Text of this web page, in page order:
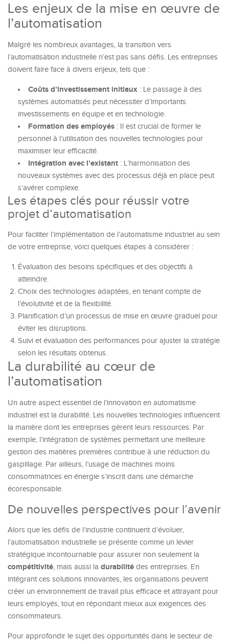
Les enjeux de la mise en œuvre de
l’automatisation
Malgré les nombreux avantages, la transition vers
l’automatisation industrielle n’est pas sans défis. Les entreprises
doivent faire face à divers enjeux, tels que :
Coûts d’investissement initiaux : Le passage à des
systèmes automatisés peut nécessiter d’importants
investissements en équipe et en technologie.
Formation des employés : Il est crucial de former le
personnel à l’utilisation des nouvelles technologies pour
maximiser leur efficacité.
Intégration avec l’existant : L’harmonisation des
nouveaux systèmes avec des processus déjà en place peut
s’avérer complexe.
Les étapes clés pour réussir votre
projet d’automatisation
Pour faciliter l’implémentation de l’automatisme industriel au sein
de votre entreprise, voici quelques étapes à considérer :
Évaluation des besoins spécifiques et des objectifs à
atteindre.
Choix des technologies adaptées, en tenant compte de
l’évolutivité et de la flexibilité.
Planification d’un processus de mise en œuvre graduel pour
éviter les disruptions.
Suivi et évaluation des performances pour ajuster la stratégie
selon les résultats obtenus.
La durabilité au cœur de
l’automatisation
Un autre aspect essentiel de l’innovation en automatisme
industriel est la durabilité. Les nouvelles technologies influencent
la manière dont les entreprises gèrent leurs ressources. Par
exemple, l’intégration de systèmes permettant une meilleure
gestion des matières premières contribue à une réduction du
gaspillage. Par ailleurs, l’usage de machines moins
consommatrices en énergie s’inscrit dans une démarche
écoresponsable.
De nouvelles perspectives pour l’avenir
Alors que les défis de l’industrie continuent d’évoluer,
l’automatisation industrielle se présente comme un levier
stratégique incontournable pour assurer non seulement la
compétitivité, mais aussi la durabilité des entreprises. En
intégrant ces solutions innovantes, les organisations peuvent
créer un environnement de travail plus efficace et attrayant pour
leurs employés, tout en répondant mieux aux exigences des
consommateurs.
Pour approfondir le sujet des opportunités dans le secteur de